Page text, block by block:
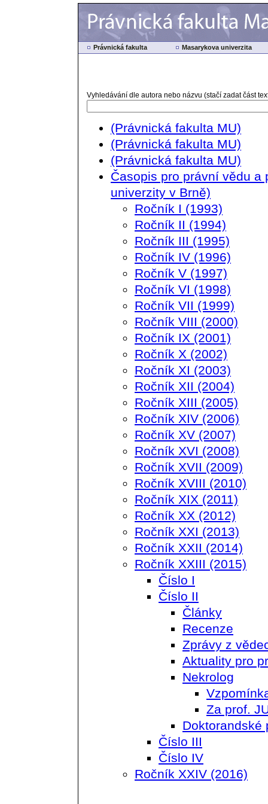
Právnická fakulta Masarykova univerzita
Vyhledávání dle autora nebo názvu (stačí zadat část
(Právnická fakulta MU)
(Právnická fakulta MU)
(Právnická fakulta MU)
Časopis pro právní vědu a
univerzity v Brně)
Ročník I (1993)
Ročník II (1994)
Ročník III (1995)
Ročník IV (1996)
Ročník V (1997)
Ročník VI (1998)
Ročník VII (1999)
Ročník VIII (2000)
Ročník IX (2001)
Ročník X (2002)
Ročník XI (2003)
Ročník XII (2004)
Ročník XIII (2005)
Ročník XIV (2006)
Ročník XV (2007)
Ročník XVI (2008)
Ročník XVII (2009)
Ročník XVIII (2010)
Ročník XIX (2011)
Ročník XX (2012)
Ročník XXI (2013)
Ročník XXII (2014)
Ročník XXIII (2015)
Číslo I
Číslo II
Články
Recenze
Zprávy z
Aktuality pro
Nekrolog
Za prof.
Doktorandské
Číslo III
Číslo IV
Ročník XXIV (2016)